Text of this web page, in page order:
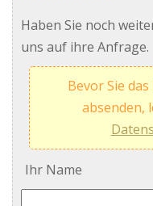
Haben Sie noch
uns auf ihre Anfrage.
Bevor Sie
absenden,
Ihr Name